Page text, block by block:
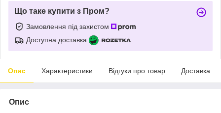
Що таке купити з Пром?
Замовлення під захистом
Доступна доставка
Опис Характеристики Відгуки про товар Доставка
Опис